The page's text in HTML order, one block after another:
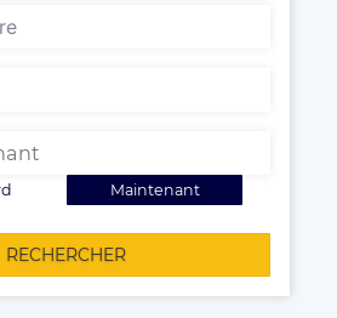
Maintenant
RECHERCHER